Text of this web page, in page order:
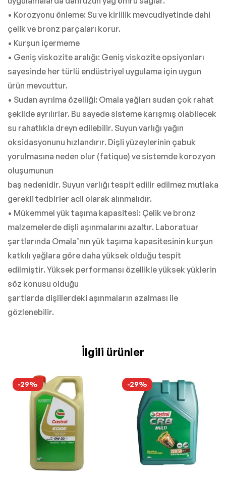
• Korozyonu önleme: Su ve kirlilik mevcudiyetinde dahi
çelik ve bronz parçaları korur.
• Kurşun içermeme
• Geniş viskozite aralığı: Geniş viskozite opsiyonları
sayesinde her türlü endüstriyel uygulama için uygun
ürün mevcuttur.
• Sudan ayrılma özelliği: Omala yağları sudan çok rahat
şekilde ayrılırlar. Bu sayede sisteme karışmış olabilecek
su rahatlıkla dreyn edilebilir. Suyun varlığı yağın
oksidasyonunu hızlandırır. Dişli yüzeylerinin çabuk
yorulmasına neden olur (fatique) ve sistemde korozyon
oluşumunun
baş nedenidir. Suyun varlığı tespit edilir edilmez mutlaka
gerekli tedbirler acil olarak alınmalıdır.
• Mükemmel yük taşıma kapasitesi: Çelik ve bronz
malzemelerde dişli aşınmalarını azaltır. Laboratuar
şartlarında Omala’nın yük taşıma kapasitesinin kurşun
katkılı yağlara göre daha yüksek olduğu tespit
edilmiştir. Yüksek performansı özellikle yüksek yüklerin
söz konusu olduğu
şartlarda dişlilerdeki aşınmaların azalması ile
gözlenebilir.
İlgili ürünler
-29% -29%